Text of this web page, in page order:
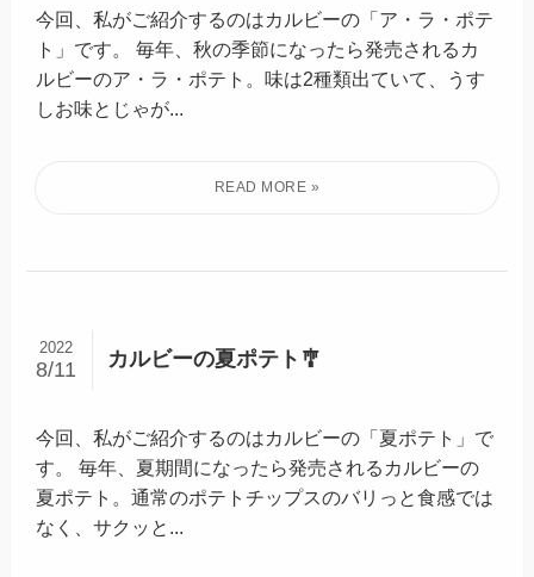
今回、私がご紹介するのはカルビーの「ア・ラ・ポテ
ト」です。 毎年、秋の季節になったら発売されるカ
ルビーのア・ラ・ポテト。味は2種類出ていて、うす
しお味とじゃが...
カルビーの夏ポテト🎐
2022
8/11
今回、私がご紹介するのはカルビーの「夏ポテト」で
す。 毎年、夏期間になったら発売されるカルビーの
夏ポテト。通常のポテトチップスのバリっと食感では
なく、サクッと...